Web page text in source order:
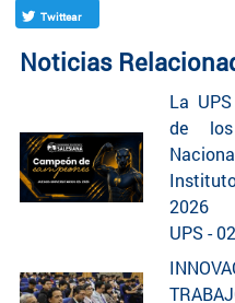
Twittear
Noticias
La
de
2026
UPS -